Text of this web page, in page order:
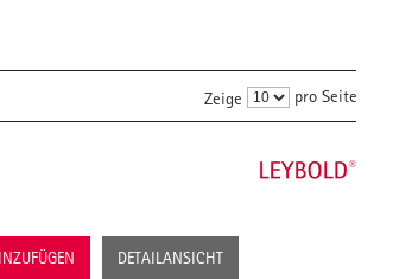
Zeige pro Seite
DETAILANSICHT